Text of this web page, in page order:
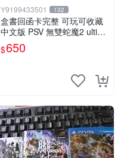
Y9199433501 132
盒書回函卡完整 可玩可收藏
中文版 PSV 無雙蛇魔2 ultima
te
$650